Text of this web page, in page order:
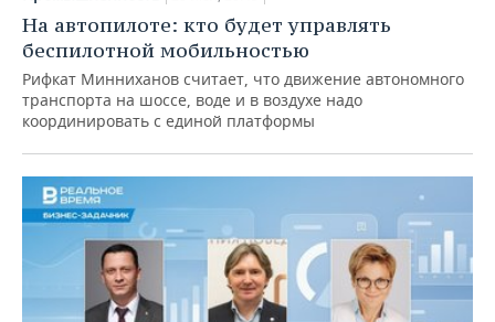
На автопилоте: кто будет управлять
беспилотной мобильностью
Рифкат Минниханов считает, что движение автономного
транспорта на шоссе, воде и в воздухе надо
координировать с единой платформы